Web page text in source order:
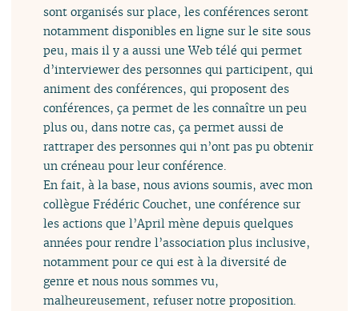
sont organisés sur place, les conférences seront
notamment disponibles en ligne sur le site sous
peu, mais il y a aussi une Web télé qui permet
d’interviewer des personnes qui participent, qui
animent des conférences, qui proposent des
conférences, ça permet de les connaître un peu
plus ou, dans notre cas, ça permet aussi de
rattraper des personnes qui n’ont pas pu obtenir
un créneau pour leur conférence.
En fait, à la base, nous avions soumis, avec mon
collègue Frédéric Couchet, une conférence sur
les actions que l’April mène depuis quelques
années pour rendre l’association plus inclusive,
notamment pour ce qui est à la diversité de
genre et nous nous sommes vu,
malheureusement, refuser notre proposition.